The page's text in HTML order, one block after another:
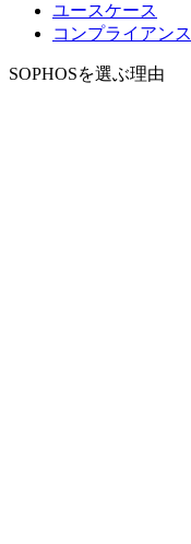
ユースケース
コンプライアンス
SOPHOSを選ぶ理由